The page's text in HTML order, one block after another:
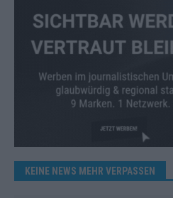
KEINE NEWS MEHR VERPASSEN